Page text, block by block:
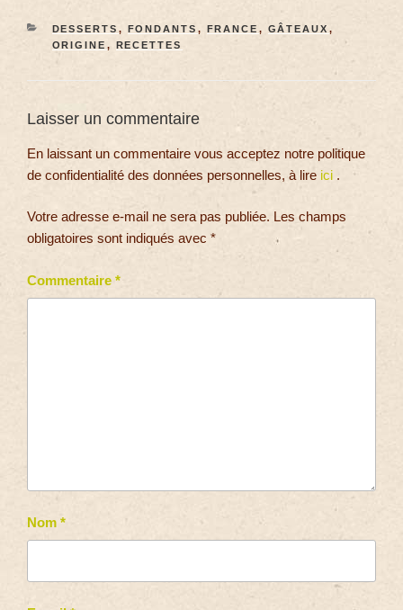
DESSERTS , FONDANTS , FRANCE , GÂTEAUX ,
ORIGINE , RECETTES
Laisser un commentaire
En laissant un commentaire vous acceptez notre politique
de confidentialité des données personnelles, à lire ici .
Votre adresse e-mail ne sera pas publiée. Les champs
obligatoires sont indiqués avec *
Commentaire *
Nom *